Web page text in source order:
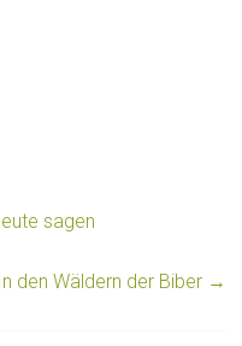
sagen
In den Wäldern der Biber →